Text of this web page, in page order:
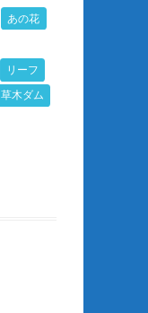
あの花
リーフ
草木ダム